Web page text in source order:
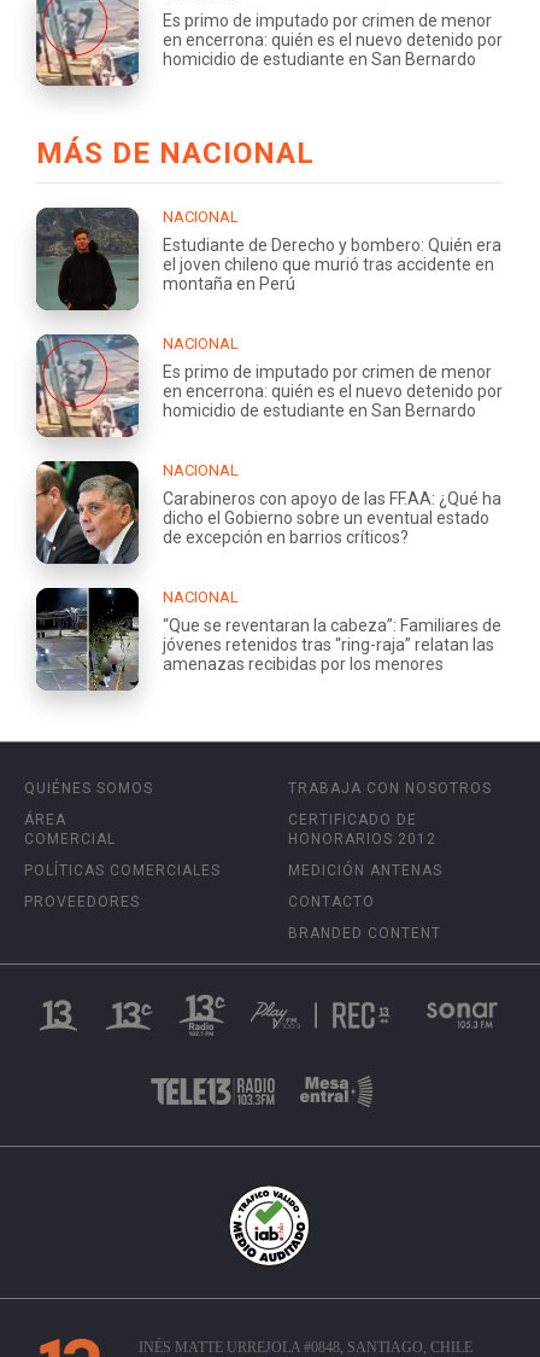
Es primo de imputado por crimen de menor
en encerrona: quién es el nuevo detenido por
homicidio de estudiante en San Bernardo
MÁS DE NACIONAL
NACIONAL
Estudiante de Derecho y bombero: Quién era
el joven chileno que murió tras accidente en
montaña en Perú
NACIONAL
Es primo de imputado por crimen de menor
en encerrona: quién es el nuevo detenido por
homicidio de estudiante en San Bernardo
NACIONAL
Carabineros con apoyo de las FF.AA: ¿Qué ha
dicho el Gobierno sobre un eventual estado
de excepción en barrios críticos?
NACIONAL
“Que se reventaran la cabeza”: Familiares de
jóvenes retenidos tras “ring-raja” relatan las
amenazas recibidas por los menores
QUIÉNES SOMOS
ÁREA
COMERCIAL
POLÍTICAS COMERCIALES
PROVEEDORES
TRABAJA CON NOSOTROS
CERTIFICADO DE
HONORARIOS 2012
MEDICIÓN ANTENAS
CONTACTO
BRANDED CONTENT
INÉS MATTE URREJOLA #0848, SANTIAGO, CHILE